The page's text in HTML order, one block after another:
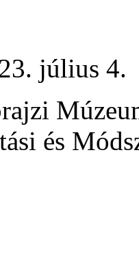
és